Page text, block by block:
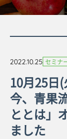
2022.10.25 セミナ
10月25日
今、青果
ととは」
ました